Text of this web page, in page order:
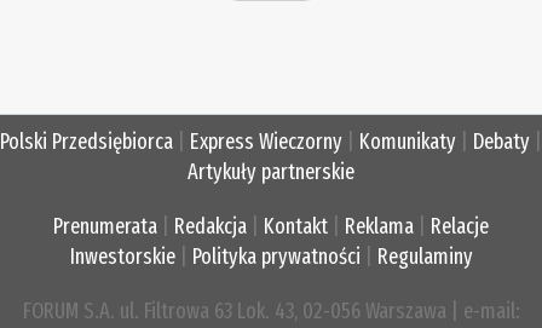
Polski Przedsiębiorca Express Wieczorny Komunikaty Debaty
Artykuły partnerskie
Prenumerata Redakcja Kontakt Reklama
Relacje
Inwestorskie| Polityka prywatności Regulaminy
FORUM S.A. ul. Filtrowa 63 Lok. 43, 02-056 Warszawa | e-mail: